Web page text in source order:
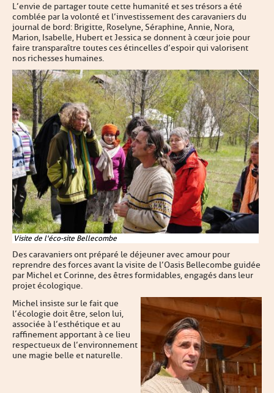
L’envie de partager toute cette humanité et ses trésors a été
comblée par la volonté et l’investissement des caravaniers du
journal de bord : Brigitte, Roselyne, Séraphine, Annie, Nora,
Marion, Isabelle, Hubert et Jessica se donnent à cœur joie pour
faire transparaître toutes ces étincelles d’espoir qui valorisent
nos richesses humaines.
Visite de l'éco-site Bellecombe
Des caravaniers ont préparé le déjeuner avec amour pour
reprendre des forces avant la visite de l’Oasis Bellecombe guidée
par Michel et Corinne, des êtres formidables, engagés dans leur
projet écologique.
Michel insiste sur le fait que
l’écologie doit être, selon lui,
associée à l’esthétique et au
raffinement apportant à ce lieu
respectueux de l’environnement
une magie belle et naturelle.